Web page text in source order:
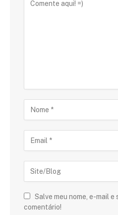
Salve meu nome, e-mail e
comentário!